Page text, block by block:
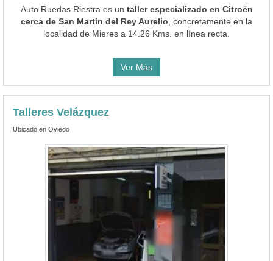
Auto Ruedas Riestra es un taller especializado en Citroën
cerca de San Martín del Rey Aurelio , concretamente en la
localidad de Mieres a 14.26 Kms. en línea recta.
Ver Más
Talleres Velázquez
Ubicado en Oviedo